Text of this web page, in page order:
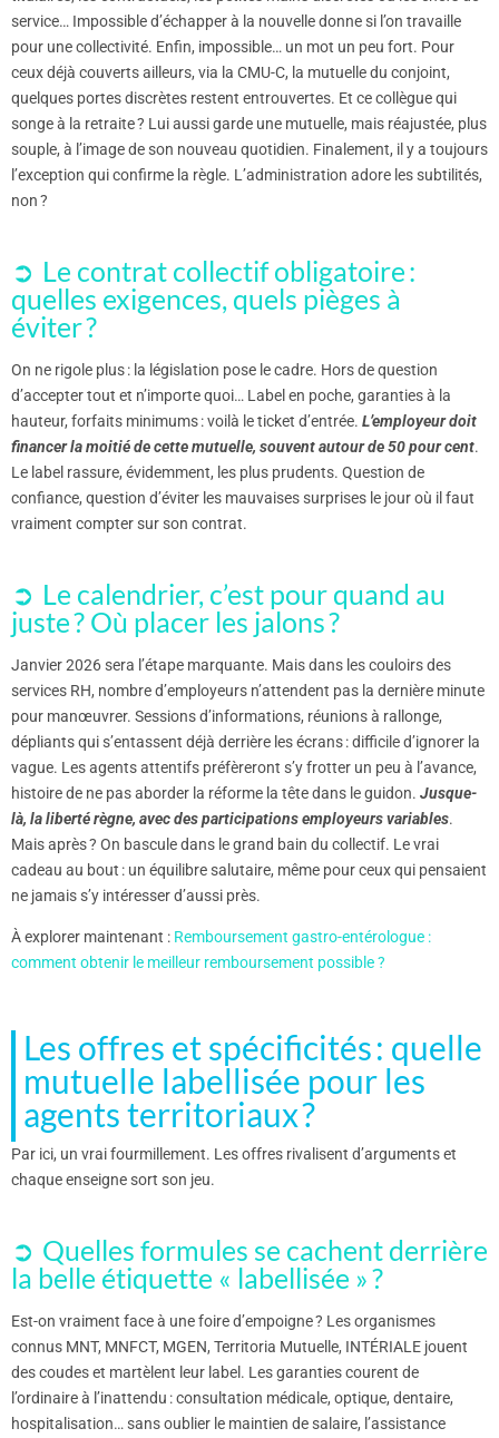
service… Impossible d’échapper à la nouvelle donne si l’on travaille
pour une collectivité. Enfin, impossible… un mot un peu fort. Pour
ceux déjà couverts ailleurs, via la CMU-C, la mutuelle du conjoint,
quelques portes discrètes restent entrouvertes. Et ce collègue qui
songe à la retraite ? Lui aussi garde une mutuelle, mais réajustée, plus
souple, à l’image de son nouveau quotidien. Finalement, il y a toujours
l’exception qui confirme la règle. L’administration adore les subtilités,
non ?
Le contrat collectif obligatoire :
quelles exigences, quels pièges à
éviter ?
On ne rigole plus : la législation pose le cadre. Hors de question
d’accepter tout et n’importe quoi… Label en poche, garanties à la
hauteur, forfaits minimums : voilà le ticket d’entrée. L’employeur doit
financer la moitié de cette mutuelle, souvent autour de 50 pour cent.
Le label rassure, évidemment, les plus prudents. Question de
confiance, question d’éviter les mauvaises surprises le jour où il faut
vraiment compter sur son contrat.
Le calendrier, c’est pour quand au
juste ? Où placer les jalons ?
Janvier 2026 sera l’étape marquante. Mais dans les couloirs des
services RH, nombre d’employeurs n’attendent pas la dernière minute
pour manœuvrer. Sessions d’informations, réunions à rallonge,
dépliants qui s’entassent déjà derrière les écrans : difficile d’ignorer la
vague. Les agents attentifs préfèreront s’y frotter un peu à l’avance,
histoire de ne pas aborder la réforme la tête dans le guidon. Jusque-
là, la liberté règne, avec des participations employeurs variables.
Mais après ? On bascule dans le grand bain du collectif. Le vrai
cadeau au bout : un équilibre salutaire, même pour ceux qui pensaient
ne jamais s’y intéresser d’aussi près.
À explorer maintenant : Remboursement gastro-entérologue :
comment obtenir le meilleur remboursement possible ?
Les offres et spécificités : quelle
mutuelle labellisée pour les
agents territoriaux ?
Par ici, un vrai fourmillement. Les offres rivalisent d’arguments et
chaque enseigne sort son jeu.
Quelles formules se cachent derrière
la belle étiquette « labellisée » ?
Est-on vraiment face à une foire d’empoigne ? Les organismes
connus MNT, MNFCT, MGEN, Territoria Mutuelle, INTÉRIALE jouent
des coudes et martèlent leur label. Les garanties courent de
l’ordinaire à l’inattendu : consultation médicale, optique, dentaire,
hospitalisation… sans oublier le maintien de salaire, l’assistance